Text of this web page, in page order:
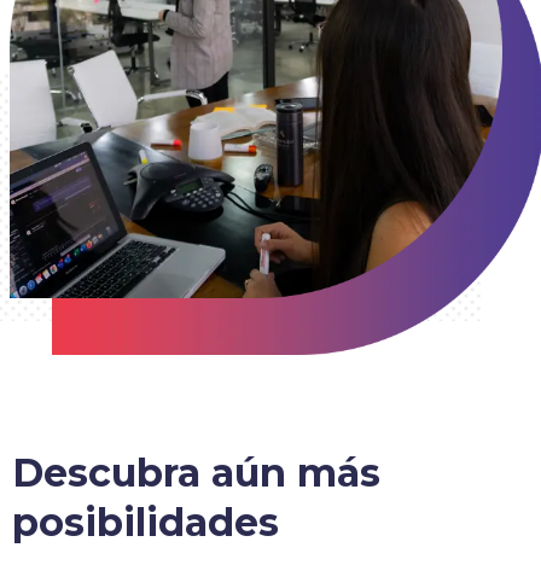
Descubra aún más
posibilidades